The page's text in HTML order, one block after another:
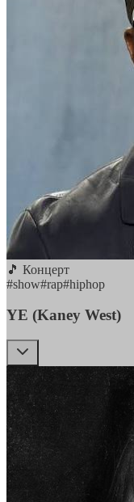
🎵 Концерт
#show#rap#hiphop
YE (Kaney West)